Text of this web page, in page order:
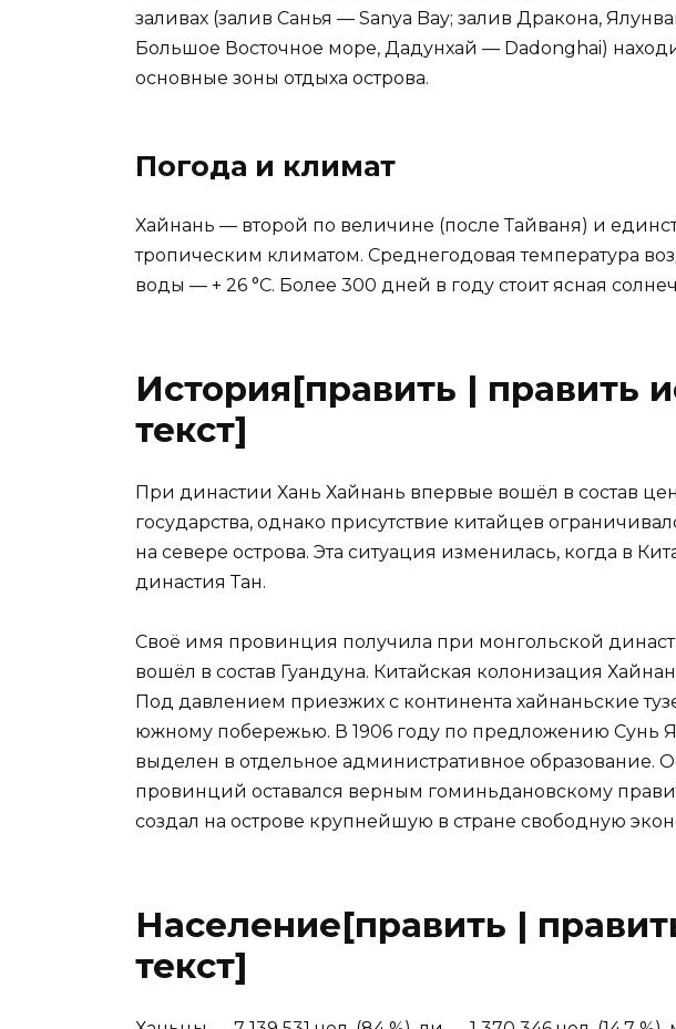
заливах (залив Санья — Sanya Bay; залив Дракона,
Большое Восточное море, Дадунхай — Dadonghai)
основные зоны отдыха острова.
Погода и климат
Хайнань — второй по величине (после Тайваня) и
тропическим климатом. Среднегодовая температура
воды — + 26 °C. Более 300 дней в году стоит ясная
История[править | править
текст]
При династии Хань Хайнань впервые вошёл в состав
государства, однако присутствие китайцев
на севере острова. Эта ситуация изменилась, когда в
династия Тан.
Своё имя провинция получила при монгольской
вошёл в состав Гуандуна. Китайская колонизация
Под давлением приезжих с континента хайнаньские
южному побережью. В 1906 году по предложению Сунь
выделен в отдельное административное образование.
провинций оставался верным гоминьдановскому
создал на острове крупнейшую в стране свободную
Население[править |
текст]